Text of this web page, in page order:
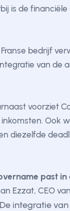
is de
bedrijf
van de
voorziet
Ook
diezelfde
past
Ezzat, CEO
integratie